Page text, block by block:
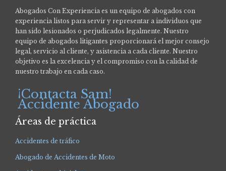
Abogados Con Experiencia es un equipo de abogados con
experiencia listos para servir y representar a individuos que
han sido lesionados o perjudicados legalmente. Nuestro
equipo de abogados litigantes proporcionará el mejor consejo
legal, servicio al cliente, y asistencia a cada cliente. Nuestro
objetivo es la excelencia y el compromiso con la calidad de
nuestro trabajo en cada caso.
¡Contacta Sam!
Accidente Abogado
Áreas de práctica
Accidentes de tráfico
Abogado de Accidentes de Moto